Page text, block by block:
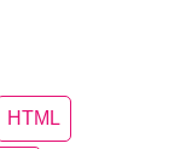
HTML